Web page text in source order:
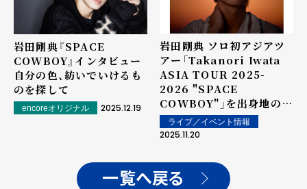
岩田剛典『SPACE
COWBOY』インタビュー――
自分の色、紡いでいけるも
のを探して
encoreオリジナル 2025.12.19
岩田剛典 ソロ初アジアツ
アー「Takanori Iwata
ASIA TOUR 2025-
2026 "SPACE
COWBOY"」を出身地の愛
知にて華やかに開幕！さら
にアジア追加公演をサプラ
ライブ／イベント情報
2025.11.20
一覧へ戻る